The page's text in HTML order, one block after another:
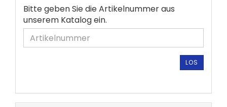
BITTE
GEBEN
SIE
DIE
EIN.
Bitte geben Sie die Artikelnummer aus
unserem Katalog ein.
LOS